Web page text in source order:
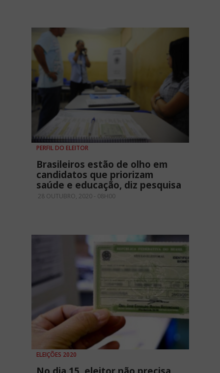
PERFIL DO ELEITOR
Brasileiros estão de olho em
candidatos que priorizam
saúde e educação, diz pesquisa
28 OUTUBRO, 2020 - 08H00
ELEIÇÕES 2020